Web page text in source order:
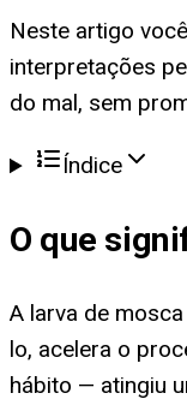
Neste artigo
interpretações
do mal, sem
Índice
O que
A larva de
lo, acelera o
hábito — atingiu